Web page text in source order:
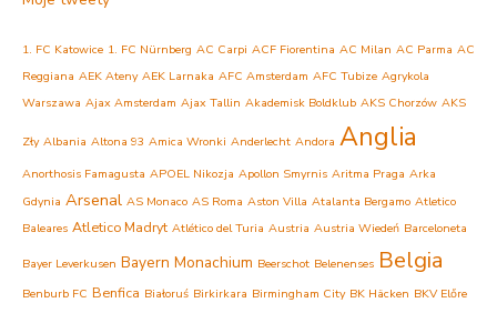
1. FC Katowice 1. FC Nürnberg AC Carpi ACF Fiorentina AC Milan AC Parma AC
Reggiana AEK Ateny AEK Larnaka AFC Amsterdam AFC Tubize Agrykola
Warszawa Ajax Amsterdam Ajax Tallin Akademisk Boldklub AKS Chorzów AKS
Zły Albania Altona 93 Amica Wronki Anderlecht Andora Anglia
Anorthosis Famagusta APOEL Nikozja Apollon Smyrnis Aritma Praga Arka
Gdynia Arsenal AS Monaco AS Roma Aston Villa Atalanta Bergamo Atletico
Baleares Atletico Madryt Atlético del Turia Austria Austria Wiedeń Barceloneta
Bayer Leverkusen Bayern Monachium Beerschot Belenenses Belgia
Benburb FC Benfica Białoruś Birkirkara Birmingham City BK Häcken BKV Előre